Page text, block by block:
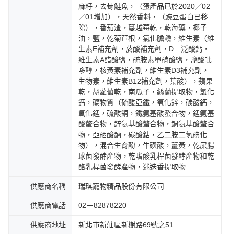
麻籽，去骨鮭魚，（蛋產品已於2020／02
／01增加），天然香料，（豌豆蛋白已移
除），番茄渣，蔓越莓乾，乾海藻，椰子
油，鹽，乾菊苣根，氯化膽鹼，維生素（維
生素E補充劑，菸酸補充劑，D－泛酸鈣，
維生素A醋酸鹽，硫胺素單硝酸鹽，鹽酸吡
哆醇，核黃素補充劑，維生素D3補充劑，
生物素，維生素B12補充劑，葉酸），蘋果
乾，胡蘿蔔乾，南瓜子，絲蘭提取物，氯化
鈣，礦物質（硫酸亞鐵，氧化鋅，碳酸鈣，
氧化錳，硫酸銅，鐵氨基酸螯合物，錳氨基
酸螯合物，鋅氨基酸螯合物，銅氨基酸螯合
物，亞硒酸鈉，碳酸鈷，乙二胺二氫碘化
物），混合生育酚，牛磺酸，薑黃，乾屎腸
球菌發酵產物，乾嗜酸乳桿菌發酵產物和乾
酪乳桿菌發酵產物，迷迭香提取物
供應商名稱 瑞琪寵物精品股份有限公司
供應商電話 02－82878220
供應商地址 新北市新莊區新樹路69號之51